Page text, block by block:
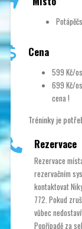
Cena
599 Kč/
699 Kč/
cena !
Tréninky je
Rezervace
Rezervace
rezervačním
kontaktovat
772. Pokud
vůbec
Popřípadě za